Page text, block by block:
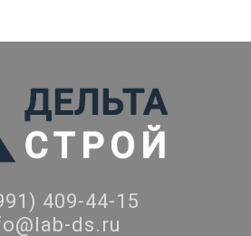
409-44-15
ds.ru